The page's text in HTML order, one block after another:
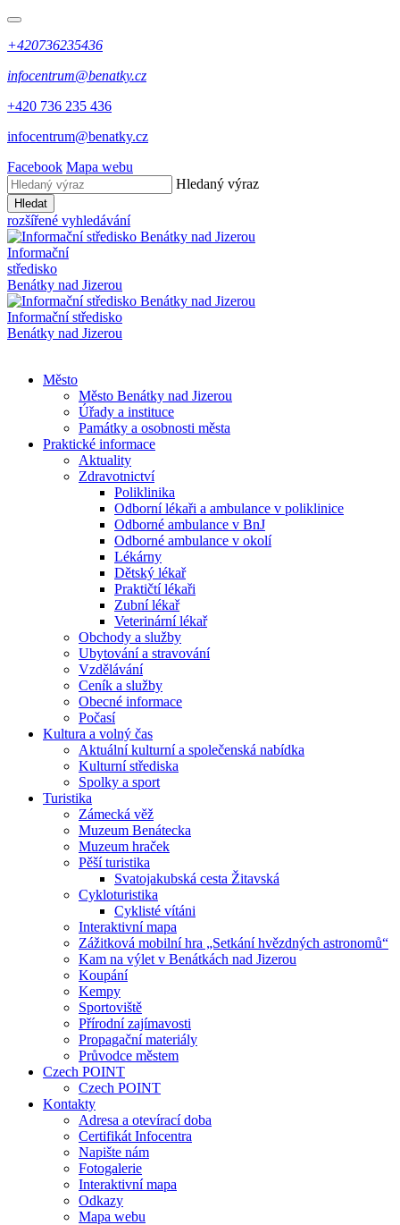
+420736235436
infocentrum@benatky.cz
+420 736 235 436
infocentrum@benatky.cz
Facebook Mapa webu
Hledaný výraz
Hledat
rozšířené vyhledávání
Informační
středisko
Benátky nad Jizerou
Informační středisko
Benátky nad Jizerou
Město
Město Benátky nad Jizerou
Úřady a instituce
Památky a osobnosti města
Praktické informace
Aktuality
Zdravotnictví
Poliklinika
Odborní lékaři a ambulance v poliklinice
Odborné ambulance v BnJ
Odborné ambulance v okolí
Lékárny
Dětský lékař
Praktičtí lékaři
Zubní lékař
Veterinární lékař
Obchody a služby
Ubytování a stravování
Vzdělávání
Ceník a služby
Obecné informace
Počasí
Kultura a volný čas
Aktuální kulturní a společenská nabídka
Kulturní střediska
Spolky a sport
Turistika
Zámecká věž
Muzeum Benátecka
Muzeum hraček
Pěší turistika
Svatojakubská cesta Žitavská
Cykloturistika
Cyklisté vítáni
Interaktivní mapa
Zážitková mobilní hra „Setkání hvězdných astronomů“
Kam na výlet v Benátkách nad Jizerou
Koupání
Kempy
Sportoviště
Přírodní zajímavosti
Propagační materiály
Průvodce městem
Czech POINT
Czech POINT
Kontakty
Adresa a otevírací doba
Certifikát Infocentra
Napište nám
Fotogalerie
Interaktivní mapa
Odkazy
Mapa webu